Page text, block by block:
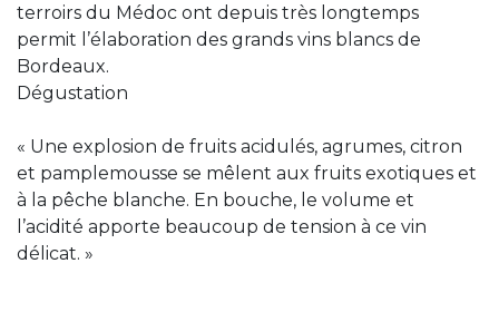
terroirs du Médoc ont depuis très longtemps
permit l’élaboration des grands vins blancs de
Bordeaux.
Dégustation
« Une explosion de fruits acidulés, agrumes, citron
et pamplemousse se mêlent aux fruits exotiques et
à la pêche blanche. En bouche, le volume et
l’acidité apporte beaucoup de tension à ce vin
délicat. »